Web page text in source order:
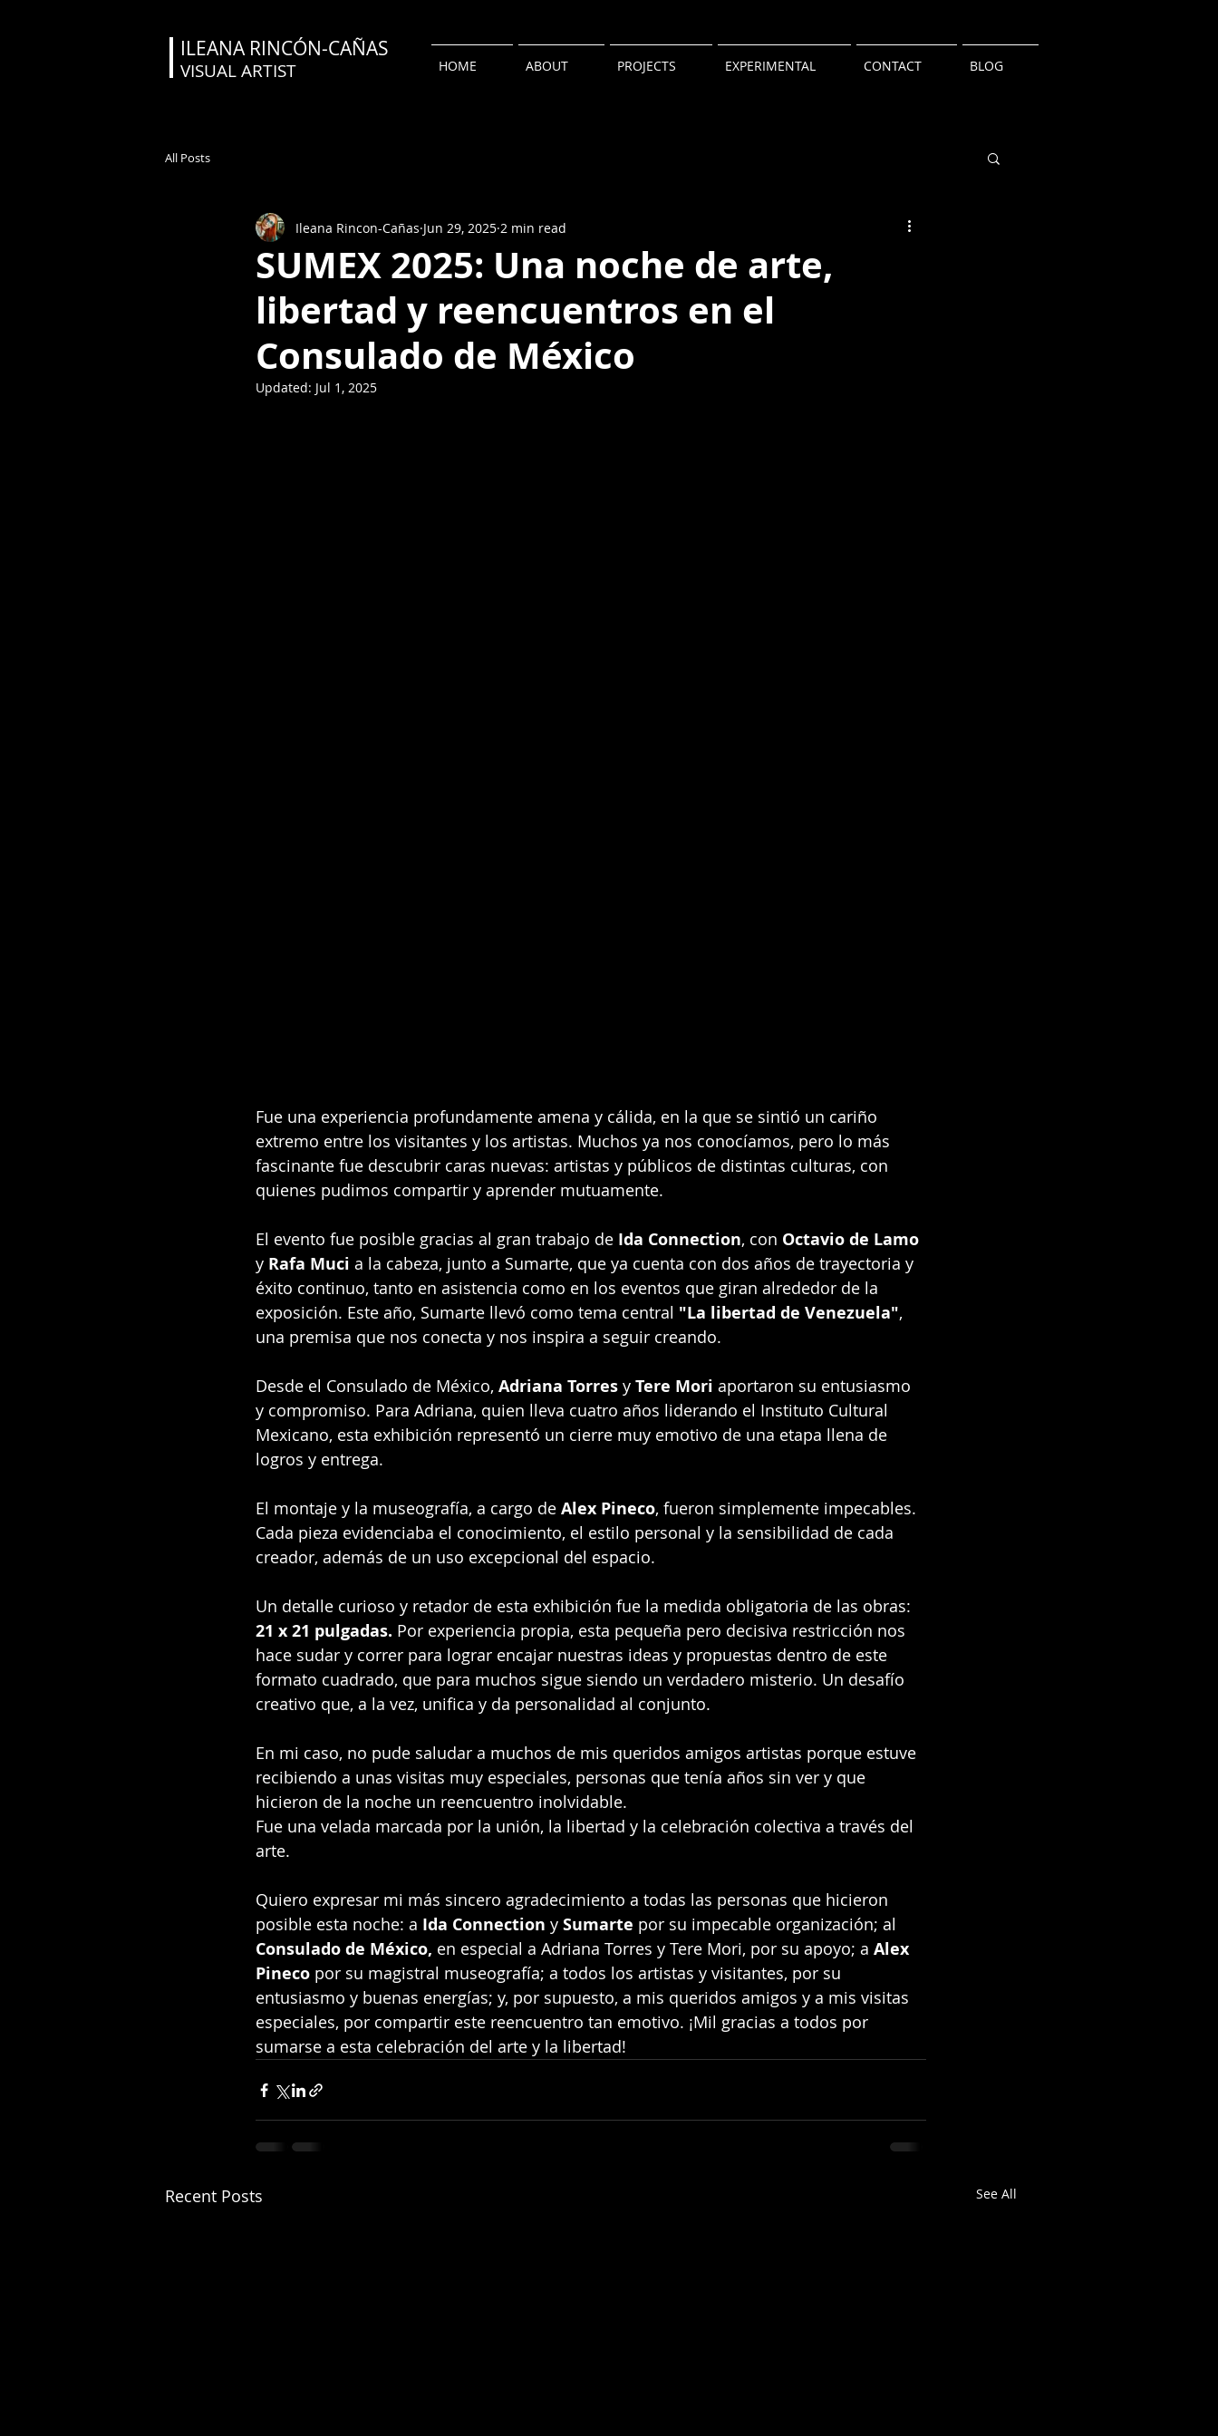
ILEANA RINCÓN-CAÑAS
VISUAL ARTIST HOME ABOUT PROJECTS EXPERIMENTAL CONTACT BLOG
All Posts
SUMEX 2025: Una noche de arte,
libertad y reencuentros en el
Consulado de México
Ileana Rincon-Cañas Jun 29, 2025 2 min read
Updated: Jul 1, 2025
Fue una experiencia profundamente amena y cálida, en la que se sintió un cariño
extremo entre los visitantes y los artistas. Muchos ya nos conocíamos, pero lo más
fascinante fue descubrir caras nuevas: artistas y públicos de distintas culturas, con
quienes pudimos compartir y aprender mutuamente.
El evento fue posible gracias al gran trabajo de Ida Connection, con Octavio de Lamo
y Rafa Muci a la cabeza, junto a Sumarte, que ya cuenta con dos años de trayectoria y
éxito continuo, tanto en asistencia como en los eventos que giran alrededor de la
exposición. Este año, Sumarte llevó como tema central "La libertad de Venezuela",
una premisa que nos conecta y nos inspira a seguir creando.
Desde el Consulado de México, Adriana Torres y Tere Mori aportaron su entusiasmo
y compromiso. Para Adriana, quien lleva cuatro años liderando el Instituto Cultural
Mexicano, esta exhibición representó un cierre muy emotivo de una etapa llena de
logros y entrega.
El montaje y la museografía, a cargo de Alex Pineco, fueron simplemente impecables.
Cada pieza evidenciaba el conocimiento, el estilo personal y la sensibilidad de cada
creador, además de un uso excepcional del espacio.
Un detalle curioso y retador de esta exhibición fue la medida obligatoria de las obras:
21 x 21 pulgadas. Por experiencia propia, esta pequeña pero decisiva restricción nos
hace sudar y correr para lograr encajar nuestras ideas y propuestas dentro de este
formato cuadrado, que para muchos sigue siendo un verdadero misterio. Un desafío
creativo que, a la vez, unifica y da personalidad al conjunto.
En mi caso, no pude saludar a muchos de mis queridos amigos artistas porque estuve
recibiendo a unas visitas muy especiales, personas que tenía años sin ver y que
hicieron de la noche un reencuentro inolvidable.
Fue una velada marcada por la unión, la libertad y la celebración colectiva a través del
arte.
Quiero expresar mi más sincero agradecimiento a todas las personas que hicieron
posible esta noche: a Ida Connection y Sumarte por su impecable organización; al
Consulado de México, en especial a Adriana Torres y Tere Mori, por su apoyo; a Alex
Pineco por su magistral museografía; a todos los artistas y visitantes, por su
entusiasmo y buenas energías; y, por supuesto, a mis queridos amigos y a mis visitas
especiales, por compartir este reencuentro tan emotivo. ¡Mil gracias a todos por
sumarse a esta celebración del arte y la libertad!
Recent Posts See All